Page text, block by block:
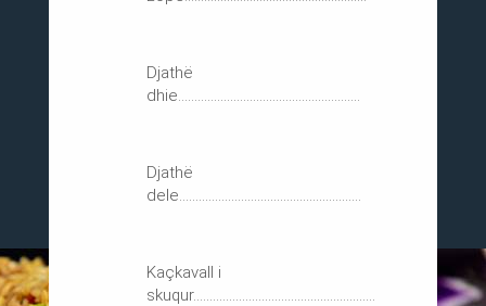
Djathë
dhie........................................................
Djathë
dele........................................................
Kaçkavall i
skuqur........................................................